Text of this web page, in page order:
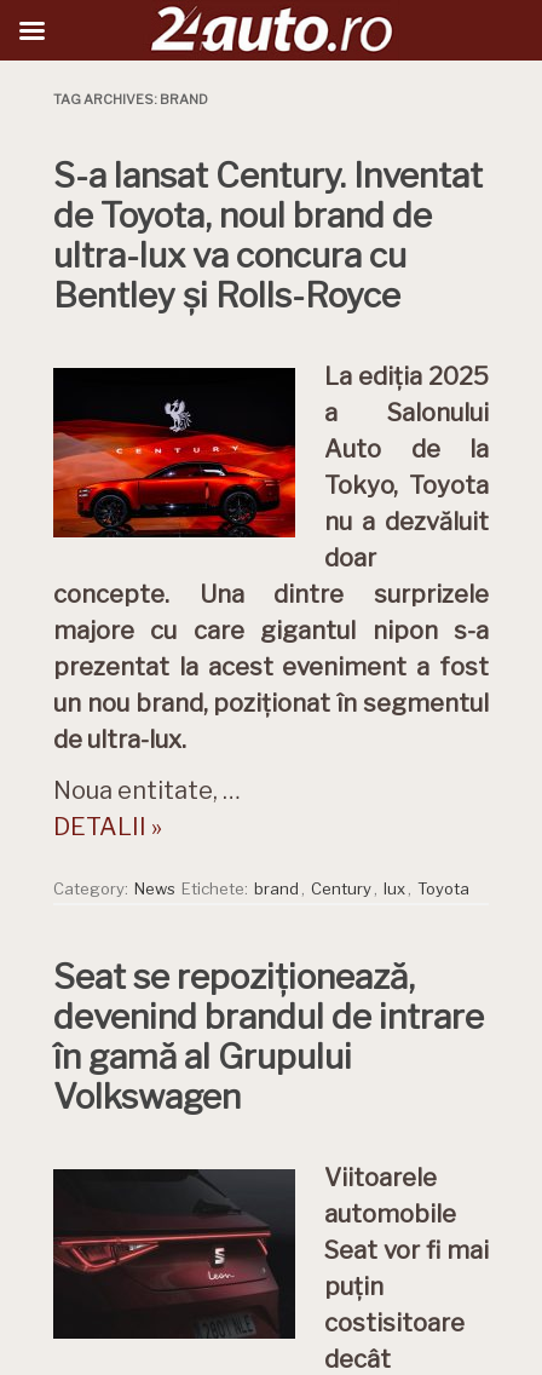
TAG ARCHIVES: BRAND
S-a lansat Century. Inventat
de Toyota, noul brand de
ultra-lux va concura cu
Bentley și Rolls-Royce
La ediția 2025
a Salonului
Auto de la
Tokyo, Toyota
nu a dezvăluit
doar
concepte. Una dintre surprizele
majore cu care gigantul nipon s-a
prezentat la acest eveniment a fost
un nou brand, poziționat în segmentul
de ultra-lux.
Noua entitate, …
DETALII »
Category: News Etichete: brand Century lux Toyota
Seat se repoziționează,
devenind brandul de intrare
în gamă al Grupului
Volkswagen
Viitoarele
automobile
Seat vor fi mai
puțin
costisitoare
decât